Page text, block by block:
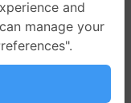
and
manage your